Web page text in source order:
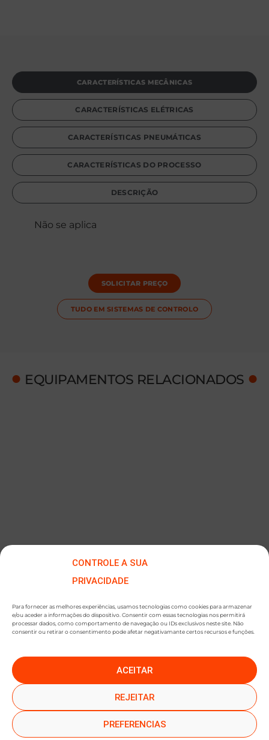
CONTROLE A SUA
PRIVACIDADE
Para fornecer as melhores experiências, usamos tecnologias como cookies para armazenar
e/ou aceder a informações do dispositivo. Consentir com essas tecnologias nos permitirá
processar dados, como comportamento de navegação ou IDs exclusivos neste site. Não
consentir ou retirar o consentimento pode afetar negativamante certos recursos e funções.
ACEITAR
REJEITAR
PREFERENCIAS
CARACTERÍSTICAS MECÂNICAS
CARACTERÍSTICAS ELÉTRICAS
CARACTERÍSTICAS PNEUMÁTICAS
CARACTERÍSTICAS DO PROCESSO
DESCRIÇÃO
Não se aplica
SOLICITAR PREÇO
TUDO EMSISTEMAS DE CONTROLO
● EQUIPAMENTOS RELACIONADOS ●
●SUBSCREVER NEWSLETTER●